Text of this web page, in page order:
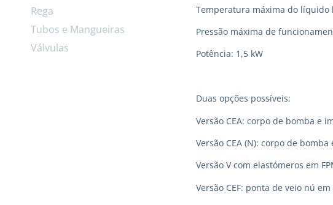
Rega
Tubos e Mangueiras
Válvulas
Temperatura máxima do líquido
Pressão máxima de
Potência: 1,5 kW
Duas opções possíveis:
Versão CEA: corpo de bomba e
Versão CEA (N): corpo de
Versão V com elastómeros em
Versão CEF: ponta de veio nú